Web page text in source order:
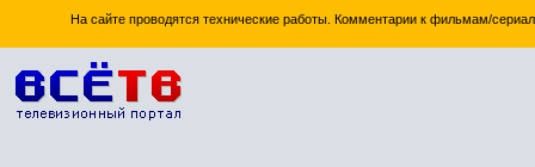
На сайте проводятся технические работы. Комментарии к фильмам/